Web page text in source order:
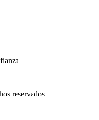
reservados.